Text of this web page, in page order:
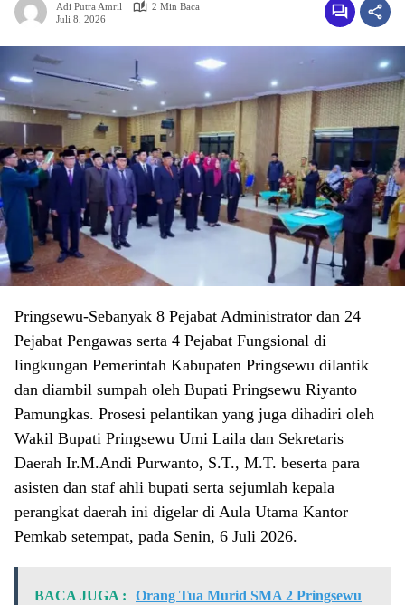
Adi Putra Amril
2 Min Baca
Juli 8, 2026
Pringsewu-Sebanyak 8 Pejabat Administrator dan 24
Pejabat Pengawas serta 4 Pejabat Fungsional di
lingkungan Pemerintah Kabupaten Pringsewu dilantik
dan diambil sumpah oleh Bupati Pringsewu Riyanto
Pamungkas. Prosesi pelantikan yang juga dihadiri oleh
Wakil Bupati Pringsewu Umi Laila dan Sekretaris
Daerah Ir.M.Andi Purwanto, S.T., M.T. beserta para
asisten dan staf ahli bupati serta sejumlah kepala
perangkat daerah ini digelar di Aula Utama Kantor
Pemkab setempat, pada Senin, 6 Juli 2026.
BACA JUGA :
Orang Tua Murid SMA 2 Pringsewu